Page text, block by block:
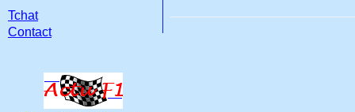
Tchat
Contact